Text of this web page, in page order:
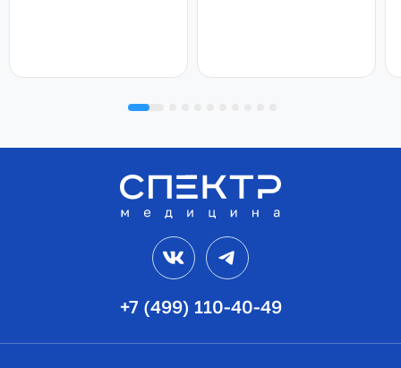
+7 (499) 110-40-49
VK